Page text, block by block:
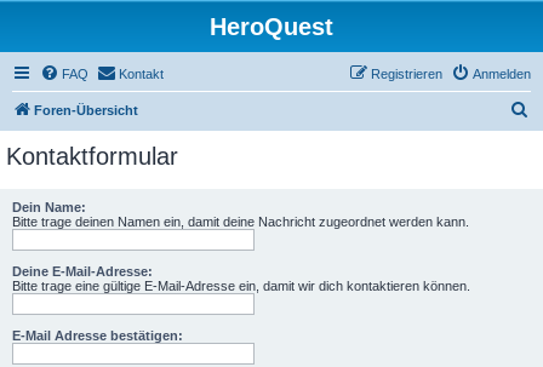
HeroQuest
FAQ Kontakt Anmelden
Registrieren
Foren-Übersicht
Kontaktformular
Dein Name:
Bitte trage deinen Namen ein, damit deine Nachricht zugeordnet werden kann.
Deine E-Mail-Adresse:
Bitte trage eine gültige E-Mail-Adresse ein, damit wir dich kontaktieren können.
E-Mail Adresse bestätigen: